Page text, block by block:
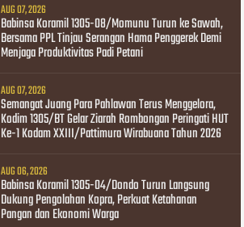
AUG 07, 2026
Babinsa Koramil 1305-08/Momunu Turun ke Sawah,
Bersama PPL Tinjau Serangan Hama Penggerek Demi
Menjaga Produktivitas Padi Petani
AUG 07, 2026
Semangat Juang Para Pahlawan Terus Menggelora,
Kodim 1305/BT Gelar Ziarah Rombongan Peringati HUT
Ke-1 Kodam XXIII/Pattimura Wirabuana Tahun 2026
AUG 06, 2026
Babinsa Koramil 1305-04/Dondo Turun Langsung
Dukung Pengolahan Kopra, Perkuat Ketahanan
Pangan dan Ekonomi Warga